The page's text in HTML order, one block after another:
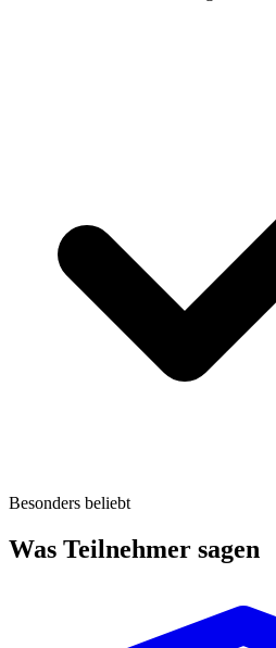
Besonders beliebt
Was Teilnehmer sagen